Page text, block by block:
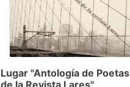
Lugar "Antología de Poetas